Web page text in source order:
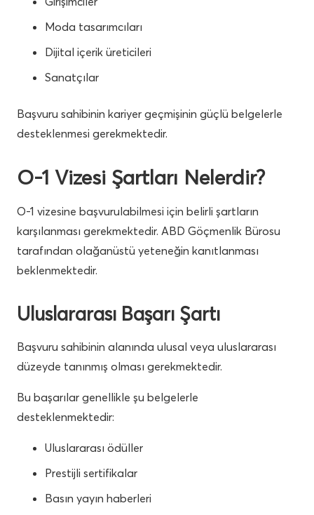
Moda tasarımcıları
Dijital içerik üreticileri
Sanatçılar
Başvuru sahibinin kariyer geçmişinin güçlü belgelerle
desteklenmesi gerekmektedir.
O-1 Vizesi Şartları Nelerdir?
O-1 vizesine başvurulabilmesi için belirli şartların
karşılanması gerekmektedir. ABD Göçmenlik Bürosu
tarafından olağanüstü yeteneğin kanıtlanması
beklenmektedir.
Uluslararası Başarı Şartı
Başvuru sahibinin alanında ulusal veya uluslararası
düzeyde tanınmış olması gerekmektedir.
Bu başarılar genellikle şu belgelerle
desteklenmektedir:
Uluslararası ödüller
Prestijli sertifikalar
Basın yayın haberleri